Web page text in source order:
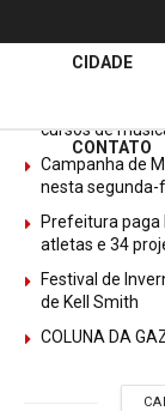
Últimas
cursos de
Campanha de
nesta segunda-
Prefeitura paga
atletas e 34
Festival de
de Kell Smith
COLUNA DA
CIDADE
CONTATO